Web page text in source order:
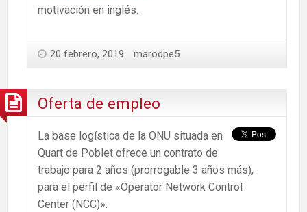
motivación en inglés.
20 febrero, 2019 marodpe5
Oferta de empleo
La base logística de la ONU situada en
Quart de Poblet ofrece un contrato de
trabajo para 2 años (prorrogable 3 años más),
para el perfil de «Operator Network Control
Center (NCC)».